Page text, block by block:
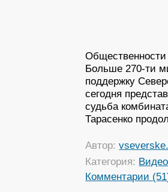
Общественности
Больше 270-ти
поддержку
сегодня
судьба
Тарасенко
Автор:
Категория: Видео
Комментарии